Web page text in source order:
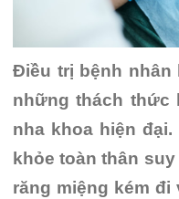
Điều trị bệnh nhân
những thách thức
nha khoa hiện
khỏe toàn thân
răng miệng kém đi